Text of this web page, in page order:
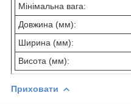
Мінімальна вага:
Довжина (мм):
Ширина (мм):
Висота (мм):
Приховати